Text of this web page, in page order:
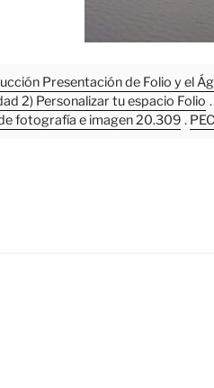
Presentación de Folio y el
2) Personalizar tu espacio Folio .
fotografía e imagen 20.309 .